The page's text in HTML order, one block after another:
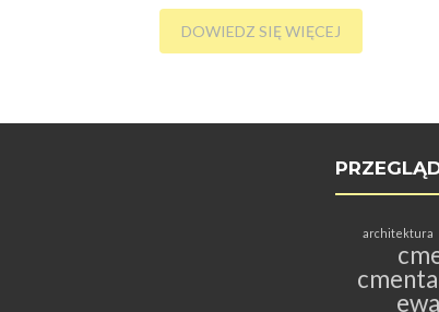
DOWIEDZ SIĘ WIĘCEJ
architektura